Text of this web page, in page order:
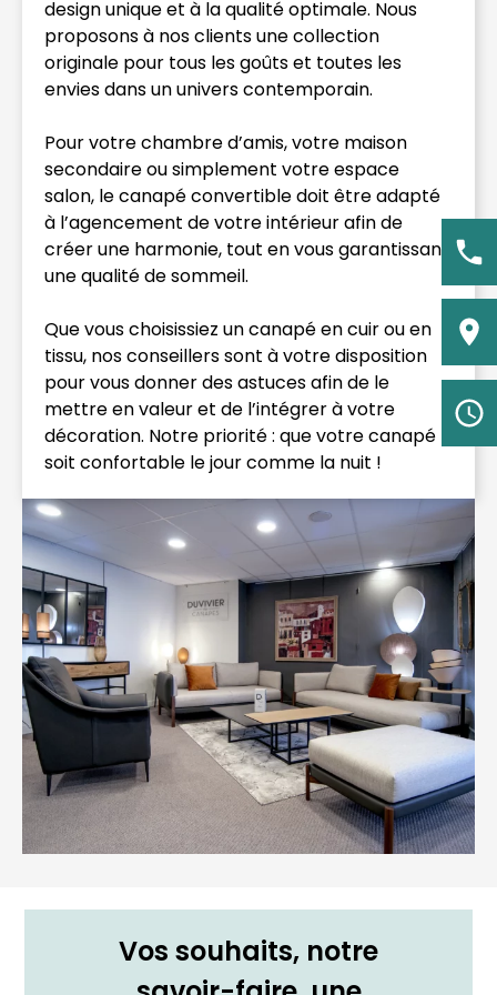
design unique et à la qualité optimale. Nous
proposons à nos clients une collection
originale pour tous les goûts et toutes les
envies dans un univers contemporain.
Pour votre chambre d’amis, votre maison
secondaire ou simplement votre espace
salon, le canapé convertible doit être adapté
à l’agencement de votre intérieur afin de
créer une harmonie, tout en vous garantissant
une qualité de sommeil.
Que vous choisissiez un canapé en cuir ou en
tissu, nos conseillers sont à votre disposition
pour vous donner des astuces afin de le
mettre en valeur et de l’intégrer à votre
décoration. Notre priorité : que votre canapé
soit confortable le jour comme la nuit !
Vos souhaits, notre